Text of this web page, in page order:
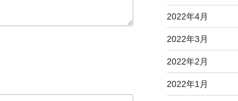
2022年4月
2022年3月
2022年2月
2022年1月